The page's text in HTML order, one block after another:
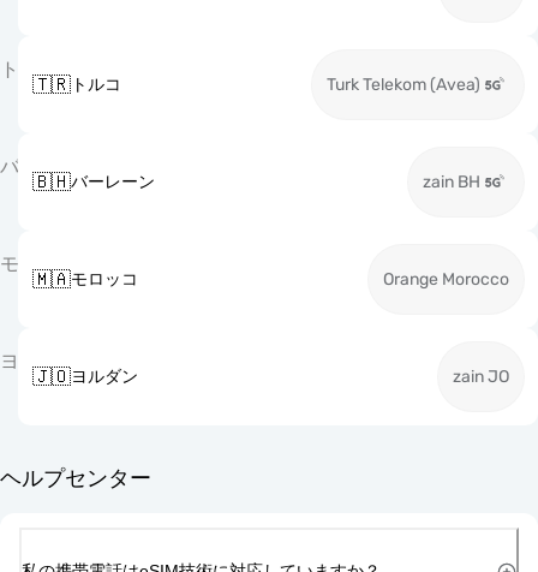
ト
🇹🇷トルコ Turk Telekom (Avea)
バ
🇧🇭バーレーン zain BH
モ
🇲🇦モロッコ Orange Morocco
ヨ
🇯🇴ヨルダン zain JO
ヘルプセンター